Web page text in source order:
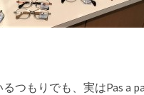
つもりでも、実はPas a